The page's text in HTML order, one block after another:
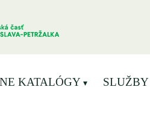
KATALÓGY SLUŽBY